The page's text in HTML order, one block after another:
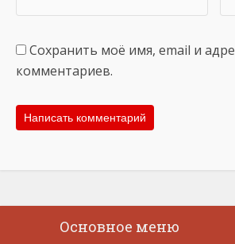
Сохранить моё имя, email и
комментариев.
Основное меню